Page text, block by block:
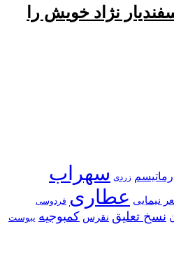
نژاد خویش را
رماتیسم زردی سهراب
نیمایی عطاری فردوسی
نسخ تعلیق نقرس کمبوجیه یبوست